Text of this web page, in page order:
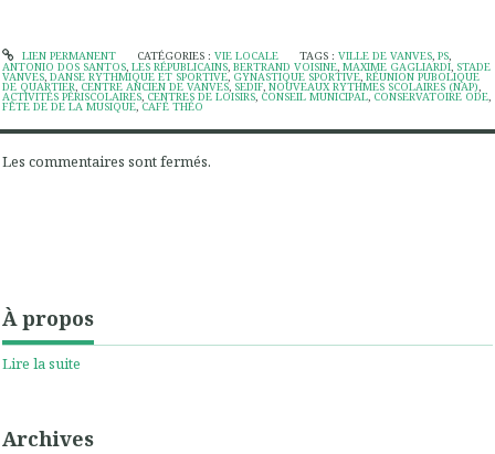
LIEN PERMANENT CATÉGORIES : VIE LOCALE TAGS :VILLE DE VANVES,PS,
ANTONIO DOS SANTOS, LES RÉPUBLICAINS, BERTRAND VOISINE, MAXIME GAGLIARDI, STADE
VANVES, DANSE RYTHMIQUE ET SPORTIVE, GYNASTIQUE SPORTIVE, RÉUNION PUBOLIQUE
DE QUARTIER, CENTRE ANCIEN DE VANVES, SEDIF, NOUVEAUX RYTHMES SCOLAIRES (NAP),
ACTIVITÉS PÉRISCOLAIRES, CENTRES DE LOISIRS, CONSEIL MUNICIPAL, CONSERVATOIRE ODE,
FÊTE DE DE LA MUSIQUE, CAFÉ THÉO
Les commentaires sont fermés.
À propos
Lire la suite
Archives